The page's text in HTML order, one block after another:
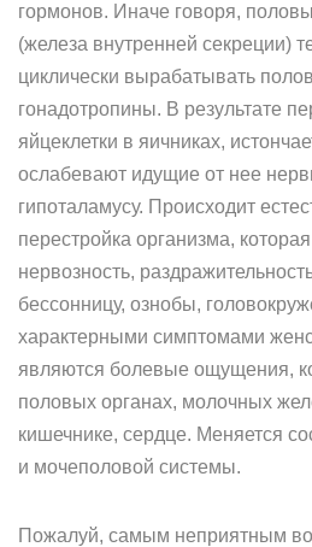
гормонов. Иначе говоря,
(железа внутренней секреции)
циклически вырабатывать
гонадотропины. В результате
яйцеклетки в яичниках,
ослабевают идущие от нее
гипоталамусу. Происходит
перестройка организма,
нервозность,
бессонницу, ознобы,
характерными симптомами
являются болевые ощущения,
половых органах, молочных
кишечнике, сердце. Меняется
и мочеполовой системы.
Пожалуй, самым неприятным